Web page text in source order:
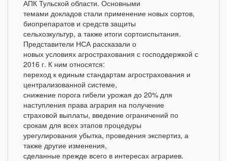
АПК Тульской области. Основными
темами докладов стали применение новых сортов,
биопрепаратов и средств защиты
сельхозкультур, а также итоги сортоиспытания.
Представители НСА рассказали о
новых условиях агрострахования с господдержкой с
2016 г. К ним относятся:
переход к единым стандартам агрострахования и
централизованной системе,
снижение порога гибели урожая до 20% для
наступления права агрария на получение
страховой выплаты, введение ограничений по
срокам для всех этапов процедуры
урегулирования убытка, проведения экспертиз, а
также другие изменения,
сделанные прежде всего в интересах аграриев.